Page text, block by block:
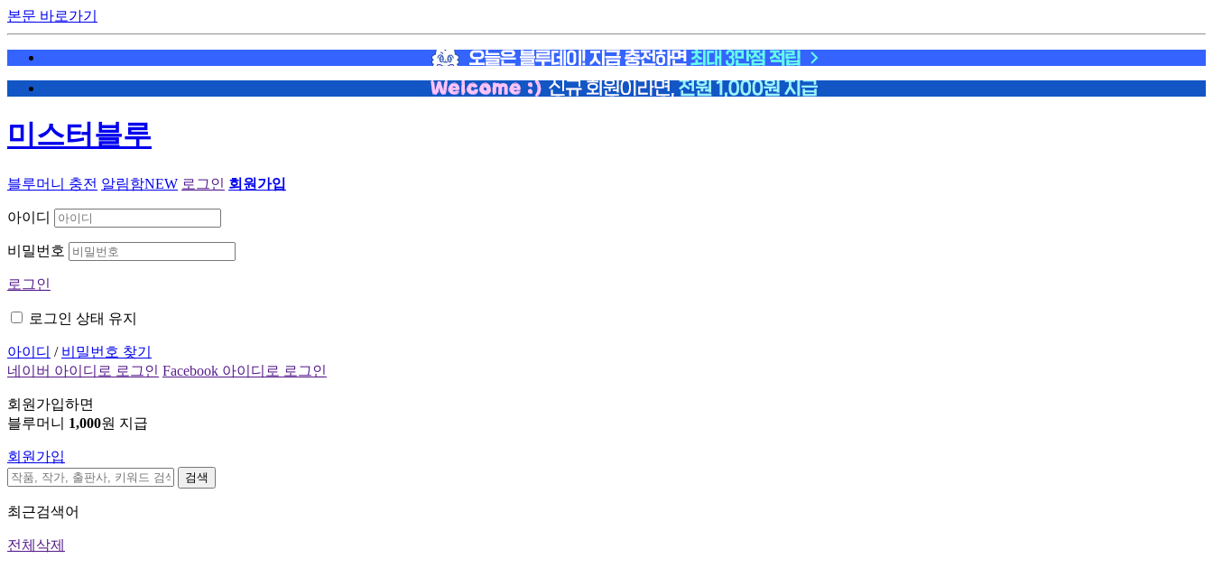
본문 바로가기
미스터블루
블루머니 충전 알림함NEW 로그인 회원가입
아이디
비밀번호
로그인
로그인 상태 유지
아이디 / 비밀번호 찾기
네이버 아이디로 로그인 Facebook 아이디로 로그인
회원가입하면
블루머니 1,000원 지급
회원가입
검색
최근검색어
전체삭제